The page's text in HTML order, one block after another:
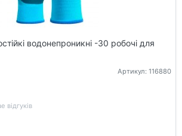
водонепроникні -30 робочі для
Артикул: 116880
відгуків